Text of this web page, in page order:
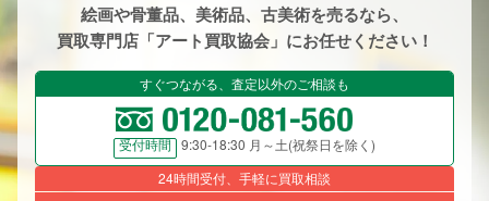
絵画や骨董品、美術品、古美術を売るなら、
買取専門店「アート買取協会」にお任せください！
すぐつながる、査定以外のご相談も
受付時間
9:30-18:30 月～土(祝祭日を除く)
24時間受付、手軽に買取相談